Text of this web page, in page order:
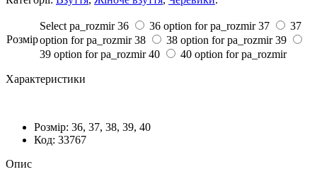
Розмiр
Select pa_rozmir 36 36 option for pa_rozmir 37
37
option for pa_rozmir 38 38 option for pa_rozmir 39
39 option for pa_rozmir 40 40 option for pa_rozmir
Характеристики
Розмiр: 36, 37, 38, 39, 40
Код: 33767
Опис